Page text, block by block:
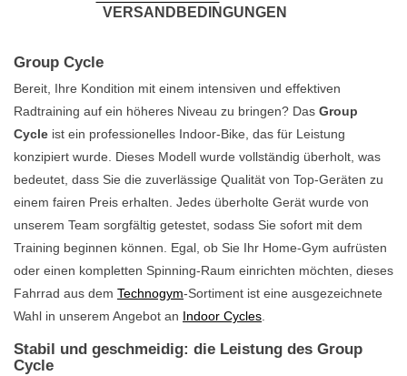
VERSANDBEDINGUNGEN
Group Cycle
Bereit, Ihre Kondition mit einem intensiven und effektiven
Radtraining auf ein höheres Niveau zu bringen? Das Group
Cycle ist ein professionelles Indoor-Bike, das für Leistung
konzipiert wurde. Dieses Modell wurde vollständig überholt, was
bedeutet, dass Sie die zuverlässige Qualität von Top-Geräten zu
einem fairen Preis erhalten. Jedes überholte Gerät wurde von
unserem Team sorgfältig getestet, sodass Sie sofort mit dem
Training beginnen können. Egal, ob Sie Ihr Home-Gym aufrüsten
oder einen kompletten Spinning-Raum einrichten möchten, dieses
Fahrrad aus dem Technogym-Sortiment ist eine ausgezeichnete
Wahl in unserem Angebot an Indoor Cycles.
Stabil und geschmeidig: die Leistung des Group
Cycle